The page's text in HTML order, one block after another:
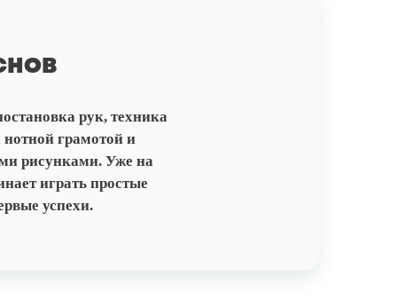
рук, техника
грамотой и
рисунками. Уже на
играть простые
успехи.